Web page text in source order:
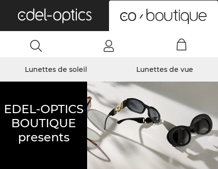
Lunettes de soleil Lunettes de vue
EDEL-OPTICS
BOUTIQUE
presents